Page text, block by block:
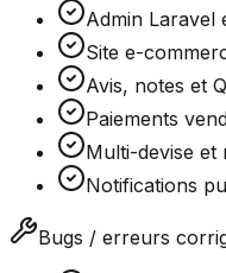
Admin Laravel
Site e-
Avis, notes et
Paiements
Multi-devise et
Notifications
Bugs / erreurs